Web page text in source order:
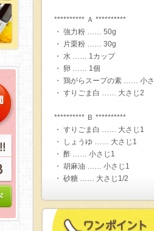
********** Ａ **********
・ 強力粉 …… 50g
・ 片栗粉 …… 30g
・ 水 …… 1カップ
・ 卵 …… 1個
・ 鶏がらスープの素 …… 小
・ すりごま白 …… 大さじ2
********** Ｂ **********
・ すりごま白 …… 大さじ1
・ しょうゆ …… 大さじ1
・ 酢 …… 小さじ1
・ 胡麻油 …… 小さじ1
・ 砂糖 …… 大さじ1/2